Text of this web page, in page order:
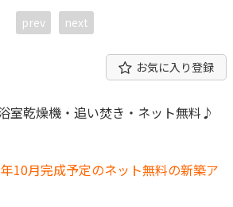
prev next
お気に入り登録
室乾燥機・追い焚き・ネット無料♪
10月完成予定のネット無料の新築ア